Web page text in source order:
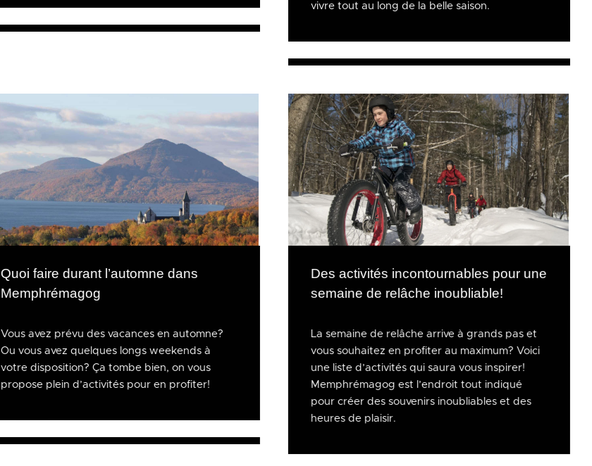
vivre tout au long de la belle saison.
Quoi faire durant l’automne dans
Memphrémagog
Vous avez prévu des vacances en automne?
Ou vous avez quelques longs weekends à
votre disposition? Ça tombe bien, on vous
propose plein d’activités pour en profiter!
Des activités incontournables pour une
semaine de relâche inoubliable!
La semaine de relâche arrive à grands pas et
vous souhaitez en profiter au maximum? Voici
une liste d’activités qui saura vous inspirer!
Memphrémagog est l’endroit tout indiqué
pour créer des souvenirs inoubliables et des
heures de plaisir.